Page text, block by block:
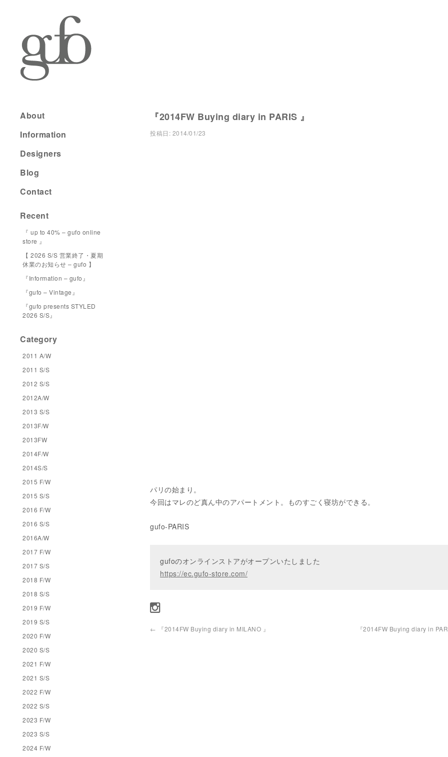
『2014FW Buying diary in PARIS 』
投稿日: 2014/01/23
パリの始まり。
今回はマレのど真ん中のアパートメント。ものすごく寝坊ができる。
gufo-PARIS
gufoのオンラインストアがオープンいたしました
https://ec.gufo-store.com/
← 『2014FW Buying diary in MILANO 』 『2014FW Buying diary in
About
Information
Designers
Blog
Contact
Recent
『 up to 40% – gufo online
store 』
【 2026 S/S 営業終了・夏期
休業のお知らせ – gufo 】
『Information – gufo』
『gufo – Vintage』
『gufo presents STYLED
2026 S/S』
Category
2011 A/W
2011 S/S
2012 S/S
2012A/W
2013 S/S
2013F/W
2013FW
2014F/W
2014S/S
2015 F/W
2015 S/S
2016 F/W
2016 S/S
2016A/W
2017 F/W
2017 S/S
2018 F/W
2018 S/S
2019 F/W
2019 S/S
2020 F/W
2020 S/S
2021 F/W
2021 S/S
2022 F/W
2022 S/S
2023 F/W
2023 S/S
2024 F/W